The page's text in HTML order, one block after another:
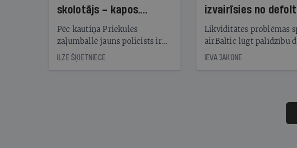
skolotājs – kapos.
Reibuma cena Priekulē
Pēc kautiņa Priekules
zaļumballē jauns policists ir
nonācis cietumā, bet
cienījams pedagogs — kapos.
ILZE ŠĶIETNIECE
izvairīsies no
Likviditātes problēmas
airBaltic lūgt palīdzību
obligāciju turētājiem,
samaksāt augstos
kas jāpārskaita jau trīs
pirms nākamās sapulces
IEVA JAKONE